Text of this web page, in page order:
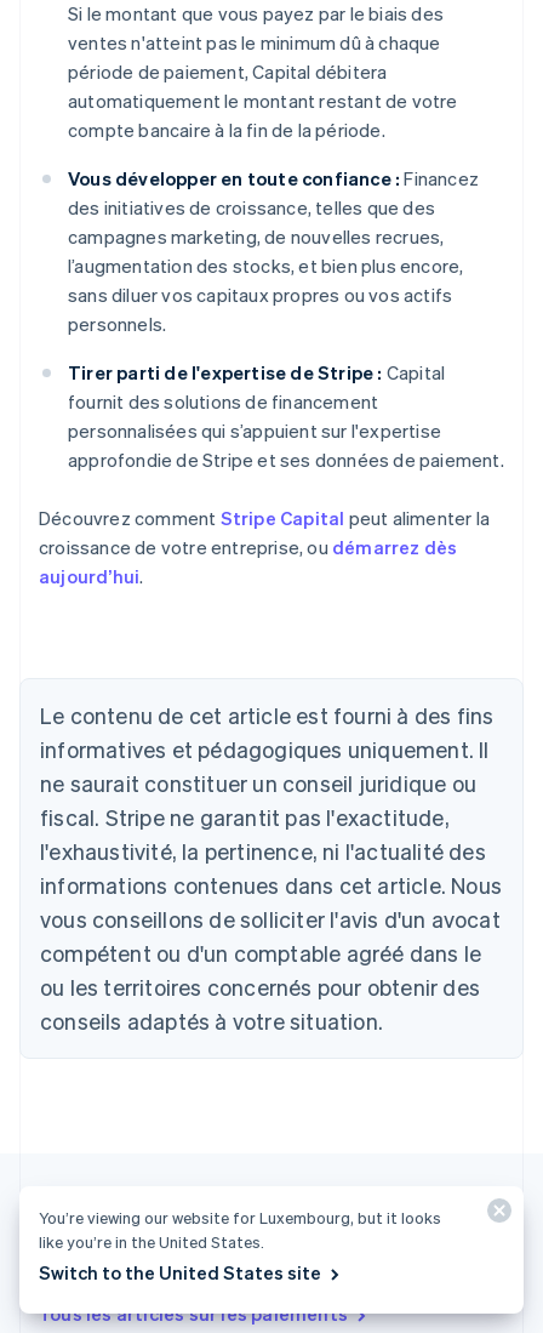
Si le montant que vous payez par le biais des
ventes n'atteint pas le minimum dû à chaque
période de paiement, Capital débitera
automatiquement le montant restant de votre
compte bancaire à la fin de la période.
Vous développer en toute confiance : Financez
des initiatives de croissance, telles que des
campagnes marketing, de nouvelles recrues,
l’augmentation des stocks, et bien plus encore,
sans diluer vos capitaux propres ou vos actifs
personnels.
Tirer parti de l'expertise de Stripe : Capital
fournit des solutions de financement
personnalisées qui s’appuient sur l'expertise
approfondie de Stripe et ses données de paiement.
Découvrez comment Stripe Capital peut alimenter la
croissance de votre entreprise, ou démarrez dès
aujourd’hui.
Le contenu de cet article est fourni à des fins
informatives et pédagogiques uniquement. Il
ne saurait constituer un conseil juridique ou
fiscal. Stripe ne garantit pas l'exactitude,
l'exhaustivité, la pertinence, ni l'actualité des
informations contenues dans cet article. Nous
vous conseillons de solliciter l'avis d'un avocat
compétent ou d'un comptable agréé dans le
ou les territoires concernés pour obtenir des
conseils adaptés à votre situation.
Plus d'articles
Tous les articles sur les paiements
DeutschEnglish
Australie
English
Autriche
DeutschEnglish
NederlandsFrançaisDeutschEnglish
Brésil
Português
Bulgarie
English
Canada
Chine continentale
简体中文English
English
Espagne
EspañolEnglish
English
You’re viewing our website for Luxembourg, but it looks
like you’re in the United States.
Switch to the United States site